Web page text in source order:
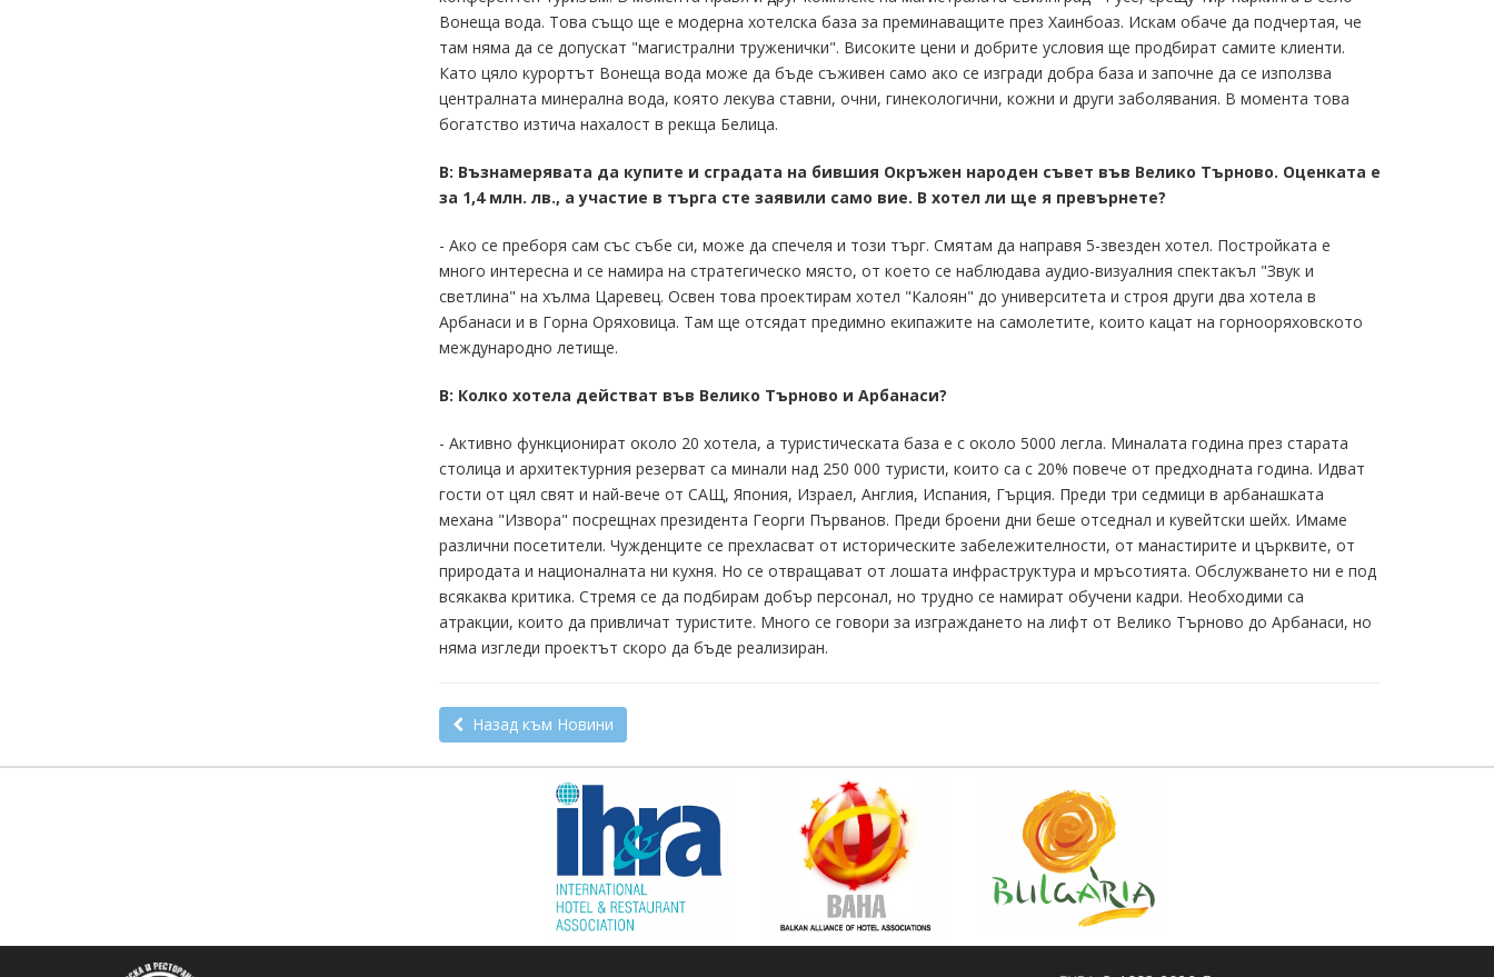
Вонеща вода. Това също ще е модерна хотелска база за преминаващите през Хаинбоаз. Искам обаче да подчертая, че
там няма да се допускат "магистрални труженички". Високите цени и добрите условия ще продбират самите клиенти.
Като цяло курортът Вонеща вода може да бъде съживен само ако се изгради добра база и започне да се използва
централната минерална вода, която лекува ставни, очни, гинекологични, кожни и други заболявания. В момента това
богатство изтича нахалост в рекща Белица.
В: Възнамерявата да купите и сградата на бившия Окръжен народен съвет във Велико Търново. Оценката е
за 1,4 млн. лв., а участие в търга сте заявили само вие. В хотел ли ще я превърнете?
- Ако се преборя сам със събе си, може да спечеля и този търг. Смятам да направя 5-звезден хотел. Постройката е
много интересна и се намира на стратегическо място, от което се наблюдава аудио-визуалния спектакъл "Звук и
светлина" на хълма Царевец. Освен това проектирам хотел "Калоян" до университета и строя други два хотела в
Арбанаси и в Горна Оряховица. Там ще отсядат предимно екипажите на самолетите, които кацат на горнооряховското
международно летище.
В: Колко хотела действат във Велико Търново и Арбанаси?
- Активно функционират около 20 хотела, а туристическата база е с около 5000 легла. Миналата година през старата
столица и архитектурния резерват са минали над 250 000 туристи, които са с 20% повече от предходната година. Идват
гости от цял свят и най-вече от САЩ, Япония, Израел, Англия, Испания, Гърция. Преди три седмици в арбанашката
механа "Извора" посрещнах президента Георги Първанов. Преди броени дни беше отседнал и кувейтски шейх. Имаме
различни посетители. Чужденците се прехласват от историческите забележителности, от манастирите и църквите, от
природата и националната ни кухня. Но се отвращават от лошата инфраструктура и мръсотията. Обслужването ни е под
всякаква критика. Стремя се да подбирам добър персонал, но трудно се намират обучени кадри. Необходими са
атракции, които да привличат туристите. Много се говори за изграждането на лифт от Велико Търново до Арбанаси, но
няма изгледи проектът скоро да бъде реализиран.
Назад към Новини